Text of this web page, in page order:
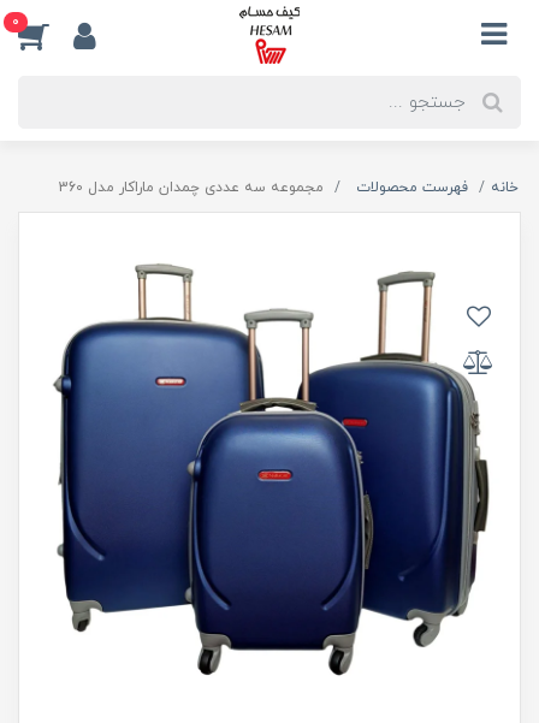
0
خانه فهرست محصولات مجموعه سه عددی چمدان ماراکار مدل 360